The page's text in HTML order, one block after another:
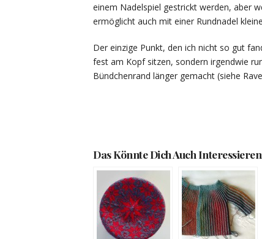
einem Nadelspiel gestrickt werden, aber
ermöglicht auch mit einer Rundnadel
Der einzige Punkt, den ich nicht so gut
fest am Kopf sitzen, sondern irgendwie
Bündchenrand länger gemacht (siehe
Das Könnte Dich Auch